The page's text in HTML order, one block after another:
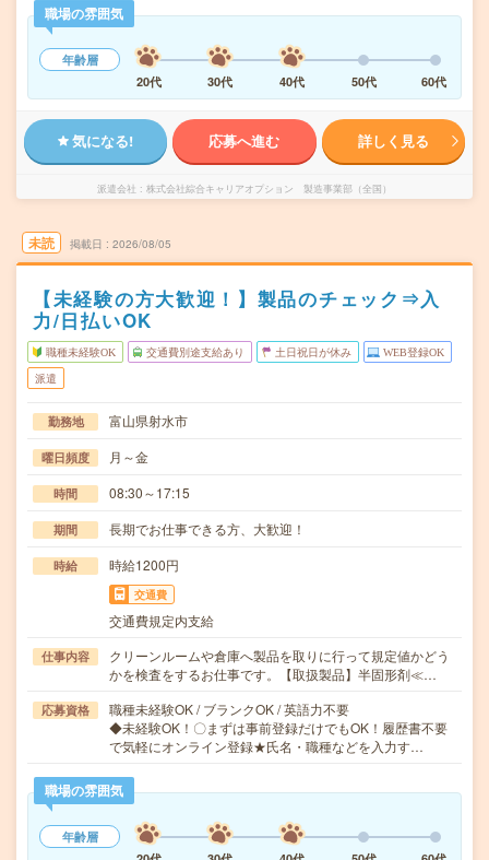
職場の雰囲気
年齢層
20代
30代 40代 50代 60代
気になる! 応募へ進む 詳しく見る
派遣会社 株式会社綜合キャリアオプション 製造事業部（全国）
未読 掲載日 2026/08/05
【未経験の方大歓迎！】製品のチェック⇒入
力/日払いOK
職種未経験OK 交通費別途支給あり 土日祝日が休み WEB登録OK
派遣
勤務地 富山県射水市
曜日頻度 月～金
時間 08:30～17:15
期間 長期でお仕事できる方、大歓迎！
時給 時給1200円
交通費
交通費規定内支給
仕事内容
クリーンルームや倉庫へ製品を取りに行って規定値かどう
かを検査をするお仕事です。【取扱製品】半固形剤≪…
応募資格
職種未経験OK / ブランクOK / 英語力不要
◆未経験OK！〇まずは事前登録だけでもOK！履歴書不要
で気軽にオンライン登録★氏名・職種などを入力す…
職場の雰囲気
年齢層